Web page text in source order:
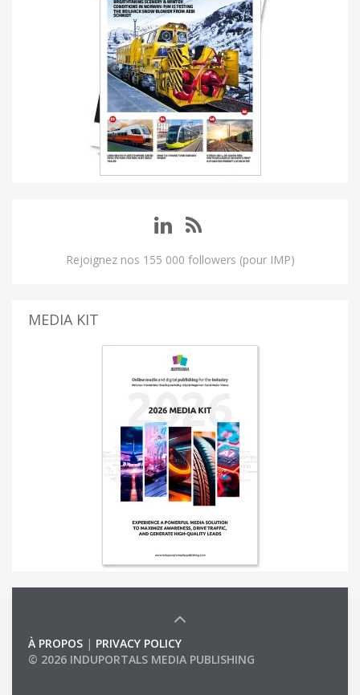
Rejoignez nos 155 000 followers (pour IMP)
MEDIA KIT
À PROPOS | PRIVACY POLICY
© 2026 INDUPORTALS MEDIA PUBLISHING